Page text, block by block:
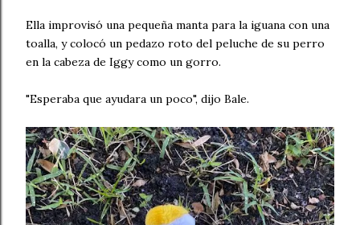
Ella improvisó una pequeña manta para la iguana con una
toalla, y colocó un pedazo roto del peluche de su perro
en la cabeza de Iggy como un gorro.
"Esperaba que ayudara un poco", dijo Bale.